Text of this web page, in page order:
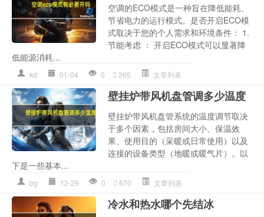
空调的ECO模式是一种旨在降低能耗、
节省电力的运行模式。是否开启ECO模
式取决于您的个人需求和环境条件： 1.
节能考虑 ： 开启ECO模式可以显著降
低能源消耗...
kd 01-04 0 265 文章列表
壁挂炉带风机盘管调多少温度
壁挂炉带风机盘管系统的温度调节取决
于多个因素，包括房间大小、保温效
果、使用目的（采暖或日常使用）以及
连接的设备类型（地暖或暖气片）。以
下是一些基本...
bg 12-29 0 670 文章列表
冷水和热水哪个先结冰